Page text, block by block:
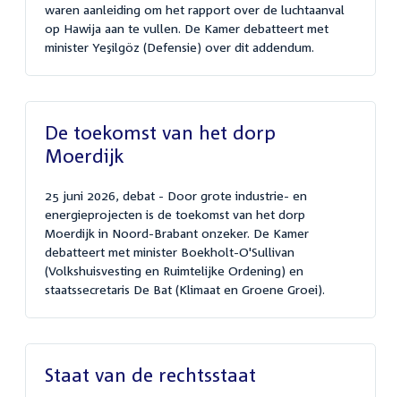
waren aanleiding om het rapport over de luchtaanval
op Hawija aan te vullen. De Kamer debatteert met
minister Yeşilgöz (Defensie) over dit addendum.
De toekomst van het dorp
Moerdijk
25 juni 2026, debat - Door grote industrie- en
energieprojecten is de toekomst van het dorp
Moerdijk in Noord-Brabant onzeker. De Kamer
debatteert met minister Boekholt-O'Sullivan
(Volkshuisvesting en Ruimtelijke Ordening) en
staatssecretaris De Bat (Klimaat en Groene Groei).
Staat van de rechtsstaat